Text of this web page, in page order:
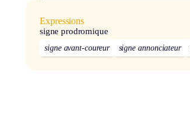
Expressions
signe prodromique
signe avant-coureur signe annonciateur